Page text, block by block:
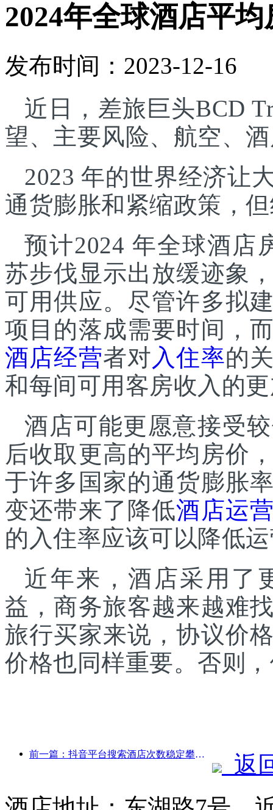
2024年全球酒店平
发布时间：2023-12-16
近日，差旅巨头BCD
望、主要风险、航空、
2023 年的世界经济让
通货膨胀和紧缩政策，
预计2024 年全球酒店
苏步伐显示出放缓迹象
可用供应。尽管许多拟
项目的落成需要时间，
酒店经营者对 入住率的
和每间可用客房收入的
酒店可能更愿意接受
后收取更高的平均房价
于许多国家的通货膨胀
变还带来了降低酒店运
的入住率应该可以降低
近年来，酒店采用了
益，商务旅客越来越难
旅行买家来说，协议价
价格也同样重要。否则
前一篇：抖音平台搜索酒店次数稳定攀升，今年前三季度搜索同比增长122%
返